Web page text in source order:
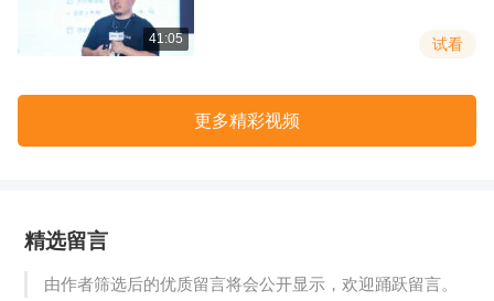
41:05 试看
更多精彩视频
精选留言
由作者筛选后的优质留言将会公开显示，欢迎踊跃留言。